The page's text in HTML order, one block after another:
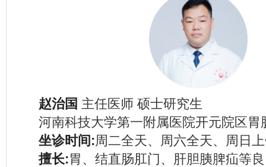
赵治国 主任医师 硕士研究生
河南科技大学第一附属医院开元院区胃
坐诊时间:周二全天、周六全天、周日
擅长:胃、结直肠肛门、肝胆胰脾疝等